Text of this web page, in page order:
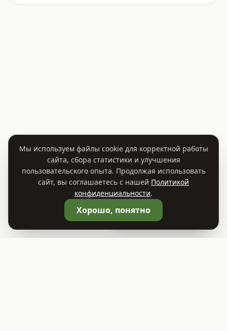
Мы используем файлы cookie для корректной работы
сайта, сбора статистики и улучшения
пользовательского опыта. Продолжая использовать
сайт, вы соглашаетесь с нашей Политикой
конфиденциальности.
Хорошо, понятно
🛒Корзина